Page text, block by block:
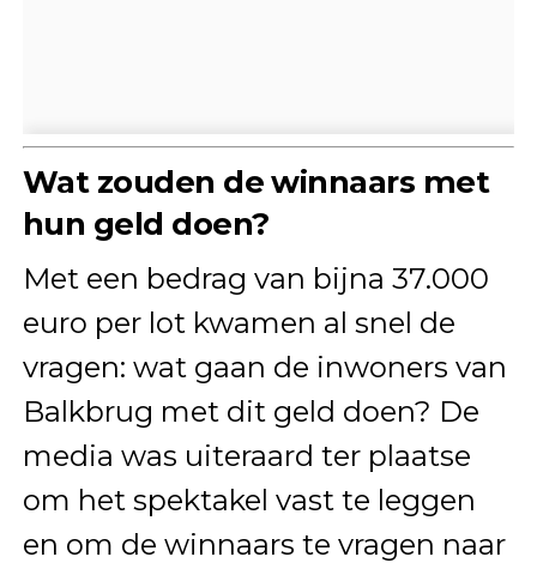
Wat zouden de winnaars met
hun geld doen?
Met een bedrag van bijna 37.000
euro per lot kwamen al snel de
vragen: wat gaan de inwoners van
Balkbrug met dit geld doen? De
media was uiteraard ter plaatse
om het spektakel vast te leggen
en om de winnaars te vragen naar